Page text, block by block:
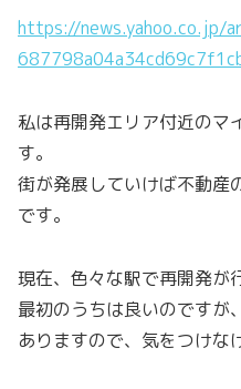
https://
私は再開発エリア付近のマ
す。
街が発展していけば不動産
です。
現在、色々な駅で再開発が
最初のうちは良いのですが
ありますので、気をつけな